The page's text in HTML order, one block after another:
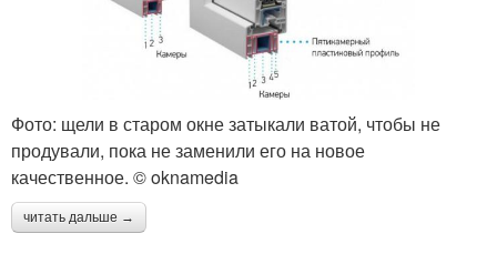
Фото: щели в старом окне затыкали ватой, чтобы не
продували, пока не заменили его на новое
качественное. © oknamedia
читать дальше →